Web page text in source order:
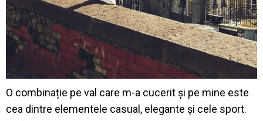
O combinație pe val care m-a cucerit și pe mine este
cea dintre elementele casual, elegante și cele sport.